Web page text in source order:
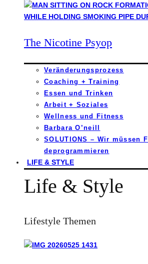
The Nicotine Psyop
Veränderungsprozess
Coaching + Training
Essen und Trinken
Arbeit + Soziales
Wellness und Fitness
Barbara O’neill
SOLUTIONS – Wir müssen
deprogrammieren
LIFE & STYLE
Life & Style
Lifestyle Themen